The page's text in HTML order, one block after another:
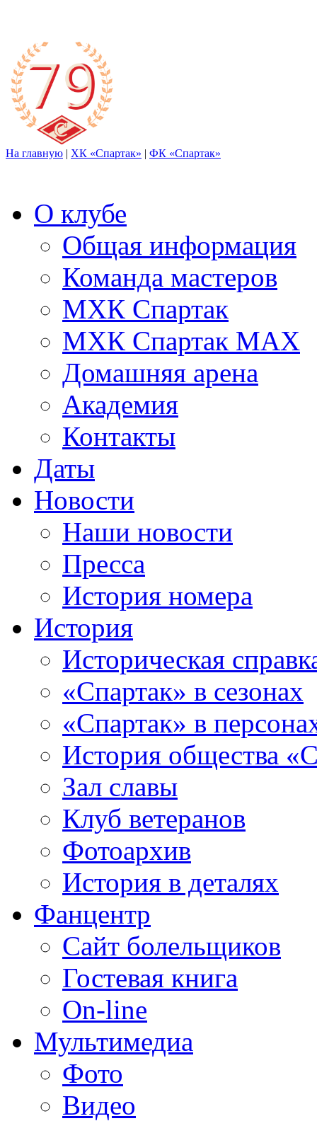
На главную | ХК «Спартак» | ФК «Спартак»
О клубе
Общая информация
Команда мастеров
МХК Спартак
МХК Спартак МАХ
Домашняя арена
Академия
Контакты
Даты
Новости
Наши новости
Пресса
История номера
История
Историческая
«Спартак» в сезонах
«Спартак» в
История общества
Зал славы
Клуб ветеранов
Фотоархив
История в деталях
Фанцентр
Сайт болельщиков
Гостевая книга
On-line
Мультимедиа
Фото
Видео